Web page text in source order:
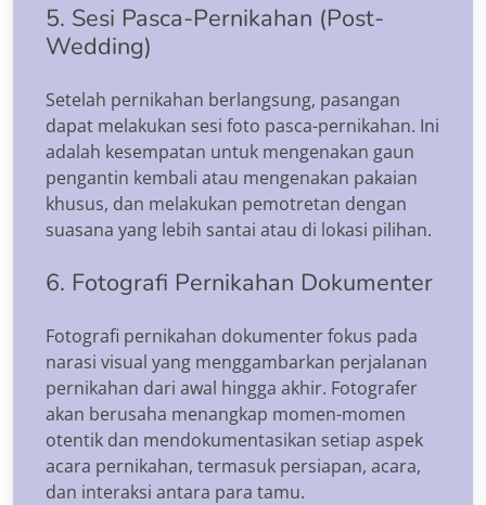
5. Sesi Pasca-Pernikahan (Post-
Wedding)
Setelah pernikahan berlangsung, pasangan
dapat melakukan sesi foto pasca-pernikahan. Ini
adalah kesempatan untuk mengenakan gaun
pengantin kembali atau mengenakan pakaian
khusus, dan melakukan pemotretan dengan
suasana yang lebih santai atau di lokasi pilihan.
6. Fotografi Pernikahan Dokumenter
Fotografi pernikahan dokumenter fokus pada
narasi visual yang menggambarkan perjalanan
pernikahan dari awal hingga akhir. Fotografer
akan berusaha menangkap momen-momen
otentik dan mendokumentasikan setiap aspek
acara pernikahan, termasuk persiapan, acara,
dan interaksi antara para tamu.